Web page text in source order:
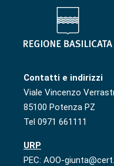
Contatti e indirizzi
Viale Vincenzo
85100 Potenza PZ
Tel 0971 661111
URP
PEC: AOO-